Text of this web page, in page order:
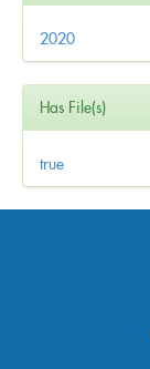
2020
Has File(s)
true